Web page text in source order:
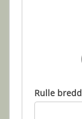
Rulle